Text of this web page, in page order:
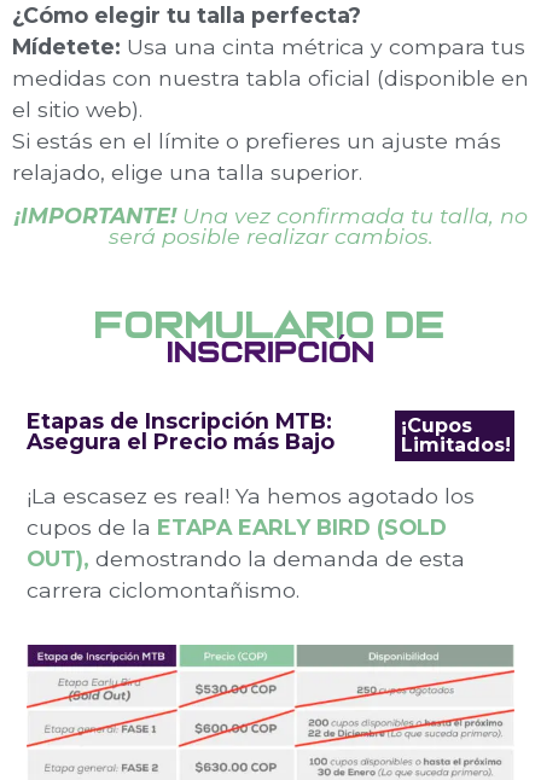
¿Cómo elegir tu talla perfecta?
Mídetete: Usa una cinta métrica y compara tus
medidas con nuestra tabla oficial (disponible en
el sitio web).
Si estás en el límite o prefieres un ajuste más
relajado, elige una talla superior.
¡IMPORTANTE!Una vez confirmada tu talla, no
será posible realizar cambios.
FORMULARIO DE
Etapas de Inscripción MTB:
Asegura el Precio más Bajo
¡Cupos
Limitados!
¡La escasez es real! Ya hemos agotado los
cupos de la ETAPA EARLY BIRD (SOLD
OUT), demostrando la demanda de esta
carrera ciclomontañismo.